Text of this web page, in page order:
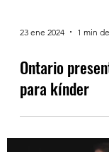
23 ene 2024 1 min
Ontario
para kínder